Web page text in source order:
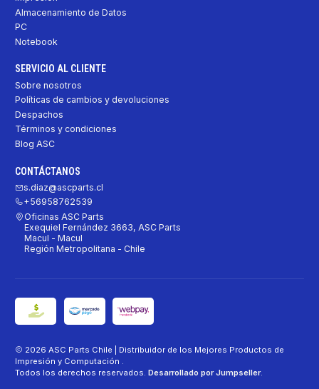
Almacenamiento de Datos
PC
Notebook
SERVICIO AL CLIENTE
Sobre nosotros
Políticas de cambios y devoluciones
Despachos
Términos y condiciones
Blog ASC
CONTÁCTANOS
s.diaz@ascparts.cl
+56958762539
Oficinas ASC Parts
Exequiel Fernández 3663, ASC Parts
Macul - Macul
Región Metropolitana - Chile
2026 ASC Parts Chile | Distribuidor de los Mejores Productos de
Impresión y Computación .
Todos los derechos reservados. Desarrollado por Jumpseller.